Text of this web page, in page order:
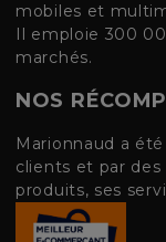
mobiles et
Il emploie 300
marchés.
NOS
Marionnaud a
clients et par
produits, ses